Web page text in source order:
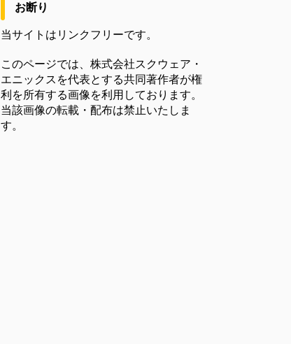
お断り
当サイトはリンクフリーです。
このページでは、株式会社スクウェア・
エニックスを代表とする共同著作者が権
利を所有する画像を利用しております。
当該画像の転載・配布は禁止いたしま
す。